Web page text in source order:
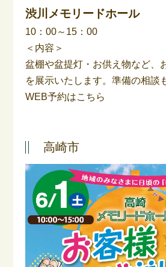
渋川メモリードホール
10：00～15：00
＜内容＞
盆棚や盆提灯・お供え物など、
を展示いたします。準備の相談
WEB予約はこちら
高崎市